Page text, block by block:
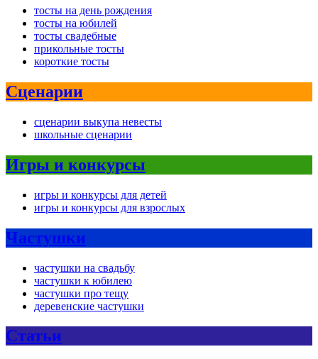
тосты на день рождения
тосты на юбилей
тосты свадебные
прикольные тосты
короткие тосты
Сценарии
сценарии выкупа невесты
школьные сценарии
Игры и конкурсы
игры и конкурсы для детей
игры и конкурсы для взрослых
Частушки
частушки на свадьбу
частушки к юбилею
частушки про тещу
деревенские частушки
Статьи